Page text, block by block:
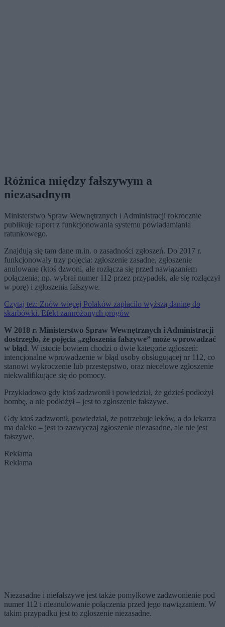
Różnica między fałszywym a
niezasadnym
Ministerstwo Spraw Wewnętrznych i Administracji rokrocznie
publikuje raport z funkcjonowania systemu powiadamiania
ratunkowego.
Znajdują się tam dane m.in. o zasadności zgłoszeń. Do 2017 r.
funkcjonowały trzy pojęcia: zgłoszenie zasadne, zgłoszenie
anulowane (ktoś dzwoni, ale rozłącza się przed nawiązaniem
połączenia; np. wybrał numer 112 przez przypadek, ale się rozłączył
w porę) i zgłoszenia fałszywe.
Czytaj też: Znów więcej Polaków zapłaciło wyższą daninę do
skarbówki. Efekt zamrożonych progów
W 2018 r. Ministerstwo Spraw Wewnętrznych i Administracji
dostrzegło, że pojęcia „zgłoszenia fałszywe” może wprowadzać
w błąd. W istocie bowiem chodzi o dwie kategorie zgłoszeń:
intencjonalne wprowadzenie w błąd osoby obsługującej nr 112, co
stanowi wykroczenie lub przestępstwo, oraz niecelowe zgłoszenie
niekwalifikujące się do pomocy.
Przykładowo gdy ktoś zadzwonił i powiedział, że gdzieś podłożył
bombę, a nie podłożył – jest to zgłoszenie fałszywe.
Gdy ktoś zadzwonił, powiedział, że potrzebuje leków, a do lekarza
ma daleko – jest to zazwyczaj zgłoszenie niezasadne, ale nie jest
fałszywe.
Reklama
Reklama
Niezasadne i niefałszywe jest także pomyłkowe zadzwonienie pod
numer 112 i nieanulowanie połączenia przed jego nawiązaniem. W
takim przypadku jest to zgłoszenie niezasadne.